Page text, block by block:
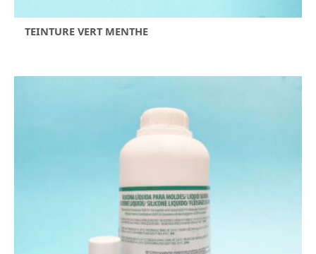
TEINTURE VERT MENTHE